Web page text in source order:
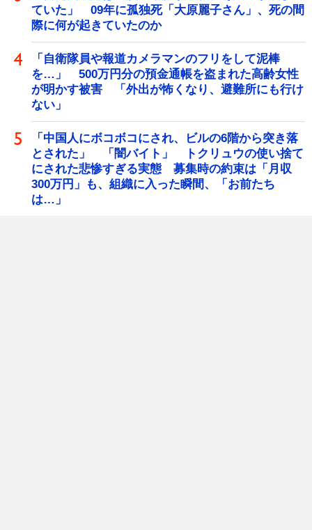
ていた」 09年に孤独死「大原麗子さん」、死の間
際に何が起きていたのか
「自衛隊員や報道カメラマンのフリをして泥棒
を…」 500万円分の預金通帳を盗まれた高齢女性
が明かす被害 「外出が怖くなり、避難所にも行け
ない」
「中国人にボコボコにされ、ビルの6階から突き落
とされた」 「闇バイト」 トクリュウの使い捨て
にされた悲惨すぎる実態 募集時の約束は「月収
300万円」も、組織に入った瞬間、「お前たち
は…」